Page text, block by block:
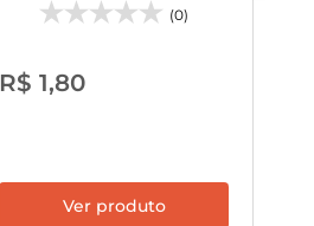
(0)
R$ 1,80
Ver produto